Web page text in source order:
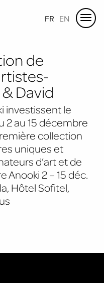
FR EN
de
David
investissent le
2 au 15 décembre
collection
uniques et
d’art et de
Anooki 2 – 15 déc.
Hôtel Sofitel,